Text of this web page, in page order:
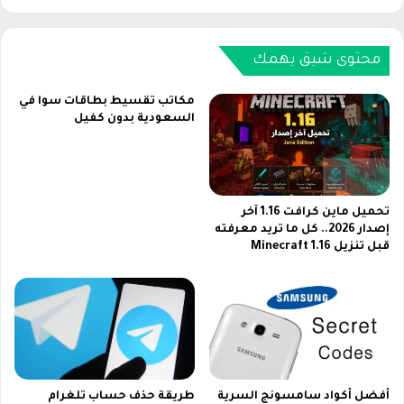
ي
م
ص
ر
و
ل
س
ع
و
3
y
l
h
ا
ع
ي
ل
ة
ب
محتوى شيق يهمك
تحميل ماين كرافت 1.16 آخر
إصدار 2026.. كل ما تريد معرفته
قبل تنزيل Minecraft 1.16
مكاتب تقسيط بطاقات سوا في
السعودية بدون كفيل
أفضل أكواد سامسونج السرية طريقة حذف حساب تلغرام